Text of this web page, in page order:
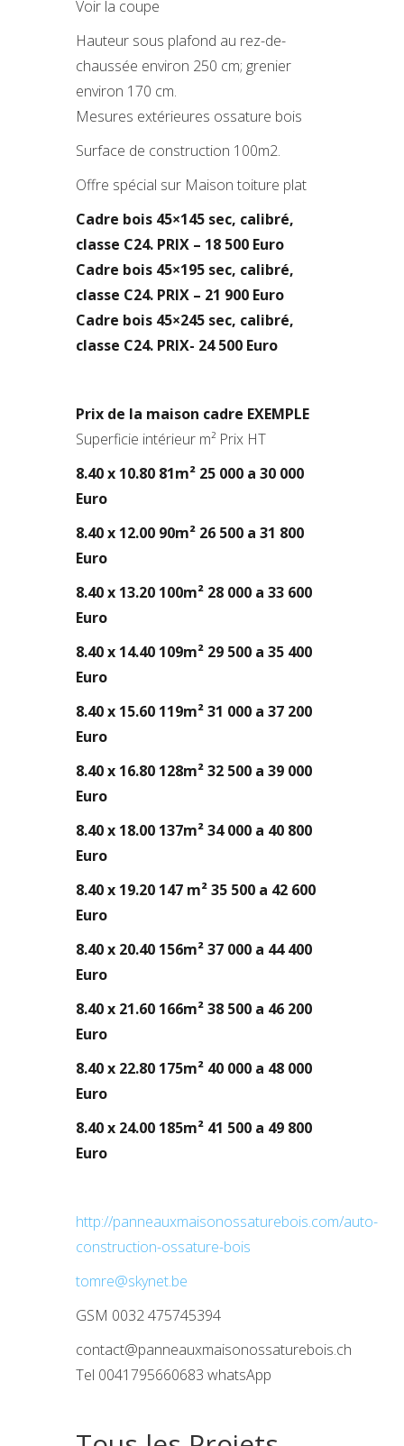
Voir la coupe
Hauteur sous plafond au rez-de-
chaussée environ 250 cm; grenier
environ 170 cm.
Mesures extérieures ossature bois
Surface de construction 100m2.
Offre spécial sur Maison toiture plat
Cadre bois 45×145 sec, calibré,
classe C24. PRIX – 18 500 Euro
Cadre bois 45×195 sec, calibré,
classe C24. PRIX – 21 900 Euro
Cadre bois 45×245 sec, calibré,
classe C24. PRIX- 24 500 Euro
Prix ​​de la maison cadre EXEMPLE
Superficie intérieur m² Prix HT
8.40 x 10.80 81m² 25 000 a 30 000
Euro
8.40 x 12.00 90m² 26 500 a 31 800
Euro
8.40 x 13.20 100m² 28 000 a 33 600
Euro
8.40 x 14.40 109m² 29 500 a 35 400
Euro
8.40 x 15.60 119m² 31 000 a 37 200
Euro
8.40 x 16.80 128m² 32 500 a 39 000
Euro
8.40 x 18.00 137m² 34 000 a 40 800
Euro
8.40 x 19.20 147 m² 35 500 a 42 600
Euro
8.40 x 20.40 156m² 37 000 a 44 400
Euro
8.40 x 21.60 166m² 38 500 a 46 200
Euro
8.40 x 22.80 175m² 40 000 a 48 000
Euro
8.40 x 24.00 185m² 41 500 a 49 800
Euro
http://panneauxmaisonossaturebois.com/auto-
construction-ossature-bois
tomre@skynet.be
GSM 0032 475745394
contact@panneauxmaisonossaturebois.ch
Tel 0041795660683 whatsApp